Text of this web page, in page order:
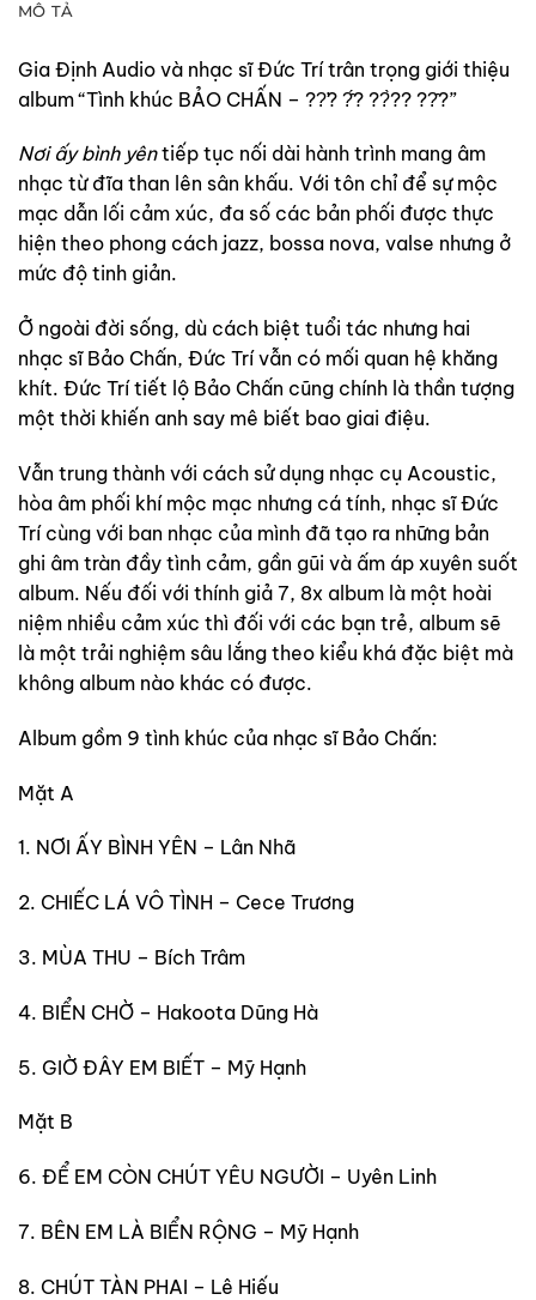
MÔ TẢ
Gia Định Audio và nhạc sĩ Đức Trí trân trọng giới thiệu
album “Tình khúc BẢO CHẤN – ??̛? ?̂́? ??̀?? ??̂?”
Nơi ấy bình yêntiếp tục nối dài hành trình mang âm
nhạc từ đĩa than lên sân khấu. Với tôn chỉ để sự mộc
mạc dẫn lối cảm xúc, đa số các bản phối được thực
hiện theo phong cách jazz, bossa nova, valse nhưng ở
mức độ tinh giản.
Ở ngoài đời sống, dù cách biệt tuổi tác nhưng hai
nhạc sĩ Bảo Chấn, Đức Trí vẫn có mối quan hệ khăng
khít. Đức Trí tiết lộ Bảo Chấn cũng chính là thần tượng
một thời khiến anh say mê biết bao giai điệu.
Vẫn trung thành với cách sử dụng nhạc cụ Acoustic,
hòa âm phối khí mộc mạc nhưng cá tính, nhạc sĩ Đức
Trí cùng với ban nhạc của mình đã tạo ra những bản
ghi âm tràn đầy tình cảm, gần gũi và ấm áp xuyên suốt
album. Nếu đối với thính giả 7, 8x album là một hoài
niệm nhiều cảm xúc thì đối với các bạn trẻ, album sẽ
là một trải nghiệm sâu lắng theo kiểu khá đặc biệt mà
không album nào khác có được.
Album gồm 9 tình khúc của nhạc sĩ Bảo Chấn:
Mặt A
1. NƠI ẤY BÌNH YÊN – Lân Nhã
2. CHIẾC LÁ VÔ TÌNH – Cece Trương
3. MÙA THU – Bích Trâm
4. BIỂN CHỜ – Hakoota Dũng Hà
5. GIỜ ĐÂY EM BIẾT – Mỹ Hạnh
Mặt B
6. ĐỂ EM CÒN CHÚT YÊU NGƯỜI – Uyên Linh
7. BÊN EM LÀ BIỂN RỘNG – Mỹ Hạnh
8. CHÚT TÀN PHAI – Lê Hiếu